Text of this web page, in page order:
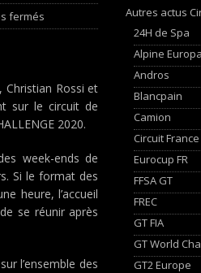
fermés
Christian Rossi et
sur le circuit de
2020.
week-ends de
Si le format des
heure, l’accueil
se réunir après
l’ensemble des
Autres actus
24H de Spa
Alpine
Andros
Blancpain
Camion
Circuit France
Eurocup FR
FFSA GT
FREC
GT FIA
GT World
GT2 Europe